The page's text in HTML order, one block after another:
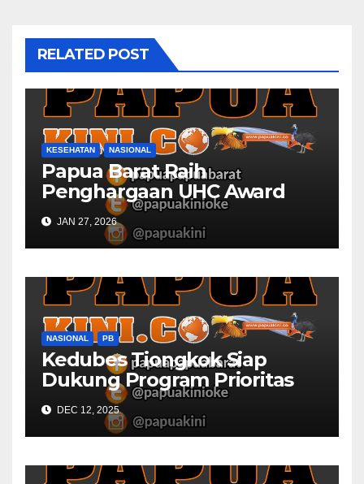
RELATED POST
KESEHATAN NASIONAL
Papua Barat Raih
Penghargaan UHC Award
BPJS Kesehatan
JAN 27, 2026
NASIONAL PB
Kedubes Tiongkok Siap
Dukung Program Prioritas
Papua Barat
DEC 12, 2025